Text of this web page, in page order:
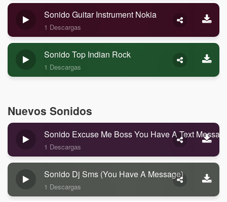
Sonido Guitar Instrument Nokia
1 Descargas
Sonido Top Indian Rock
1 Descargas
Nuevos Sonidos
Sonido Excuse Me Boss You Have A Text
1 Descargas
Sonido Dj Sms (you Have A Message)
1 Descargas